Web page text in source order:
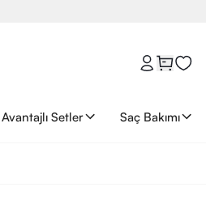
Avantajlı Setler Saç Bakımı